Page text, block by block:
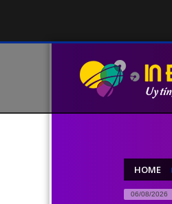
HOME
06/08/2026